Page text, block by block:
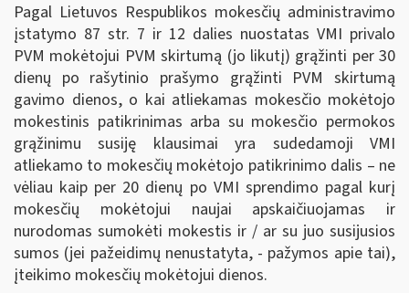
Pagal Lietuvos Respublikos mokesčių administravimo
įstatymo 87 str. 7 ir 12 dalies nuostatas VMI privalo
PVM mokėtojui PVM skirtumą (jo likutį) grąžinti per 30
dienų po rašytinio prašymo grąžinti PVM skirtumą
gavimo dienos, o kai atliekamas mokesčio mokėtojo
mokestinis patikrinimas arba su mokesčio permokos
grąžinimu susiję klausimai yra sudedamoji VMI
atliekamo to mokesčių mokėtojo patikrinimo dalis – ne
vėliau kaip per 20 dienų po VMI sprendimo pagal kurį
mokesčių mokėtojui naujai apskaičiuojamas ir
nurodomas sumokėti mokestis ir / ar su juo susijusios
sumos (jei pažeidimų nenustatyta, - pažymos apie tai),
įteikimo mokesčių mokėtojui dienos.